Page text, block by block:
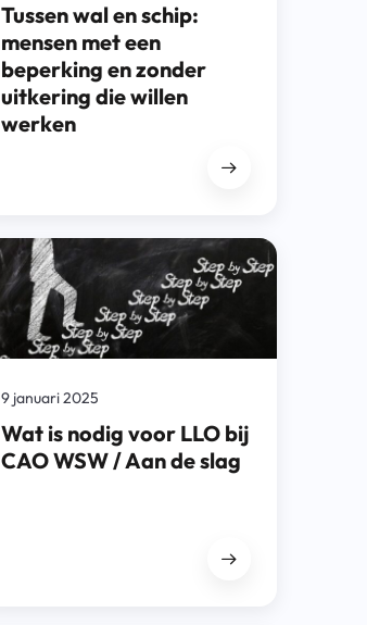
Tussen wal en schip:
mensen met een
beperking en zonder
uitkering die willen
werken
Wat is nodig voor LLO bij
CAO WSW / Aan de slag
9 januari 2025